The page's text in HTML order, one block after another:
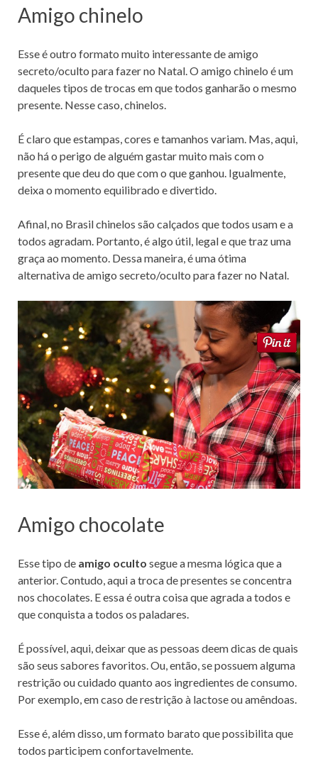
Amigo chinelo
Esse é outro formato muito interessante de amigo
secreto/oculto para fazer no Natal. O amigo chinelo é um
daqueles tipos de trocas em que todos ganharão o mesmo
presente. Nesse caso, chinelos.
É claro que estampas, cores e tamanhos variam. Mas, aqui,
não há o perigo de alguém gastar muito mais com o
presente que deu do que com o que ganhou. Igualmente,
deixa o momento equilibrado e divertido.
Afinal, no Brasil chinelos são calçados que todos usam e a
todos agradam. Portanto, é algo útil, legal e que traz uma
graça ao momento. Dessa maneira, é uma ótima
alternativa de amigo secreto/oculto para fazer no Natal.
Amigo chocolate
Esse tipo de amigo oculto segue a mesma lógica que a
anterior. Contudo, aqui a troca de presentes se concentra
nos chocolates. E essa é outra coisa que agrada a todos e
que conquista a todos os paladares.
É possível, aqui, deixar que as pessoas deem dicas de quais
são seus sabores favoritos. Ou, então, se possuem alguma
restrição ou cuidado quanto aos ingredientes de consumo.
Por exemplo, em caso de restrição à lactose ou amêndoas.
Esse é, além disso, um formato barato que possibilita que
todos participem confortavelmente.